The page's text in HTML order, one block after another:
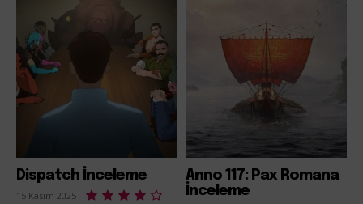
Dispatch İnceleme
15 Kasım 2025
Anno 117: Pax Romana
İnceleme